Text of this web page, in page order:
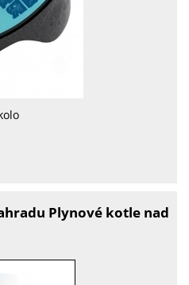
Plynové kotle nad